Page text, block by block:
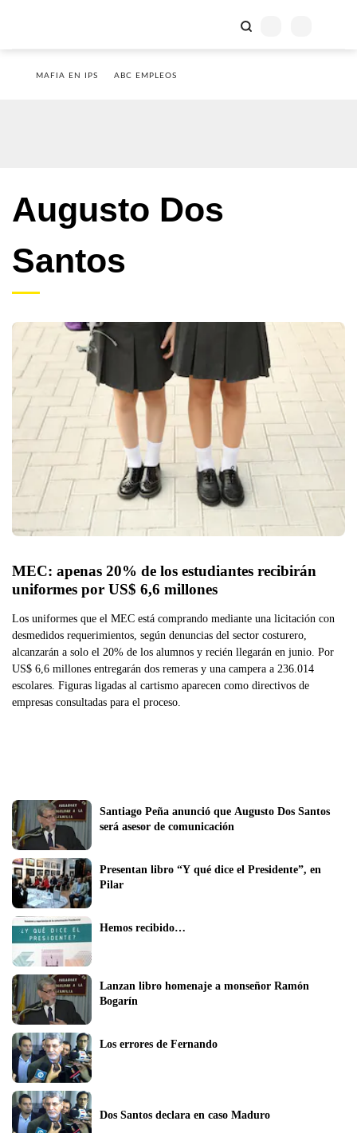
MAFIA EN IPS ABC EMPLEOS
Augusto Dos
Santos
MEC: apenas 20% de los estudiantes recibirán
uniformes por US$ 6,6 millones
Los uniformes que el MEC está comprando mediante una licitación con
desmedidos requerimientos, según denuncias del sector costurero,
alcanzarán a solo el 20% de los alumnos y recién llegarán en junio. Por
US$ 6,6 millones entregarán dos remeras y una campera a 236.014
escolares. Figuras ligadas al cartismo aparecen como directivos de
empresas consultadas para el proceso.
Santiago Peña anunció que Augusto Dos Santos
será asesor de comunicación
Presentan libro “Y qué dice el Presidente”, en
Pilar
Hemos recibido…
Lanzan libro homenaje a monseñor Ramón
Bogarín
Los errores de Fernando
Dos Santos declara en caso Maduro